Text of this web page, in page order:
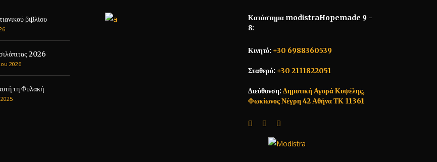
βιβλίου
2026
2026
τη Φυλακή
Κατάστημα modistraHopemade 9 -
8:
Κινητό: +30 6988360539
Σταθερό: +30 2111822051
Διεύθυνση: Δημοτική Αγορά Κυψέλης,
Φωκίωνος Νέγρη 42 Αθήνα ΤΚ 11361